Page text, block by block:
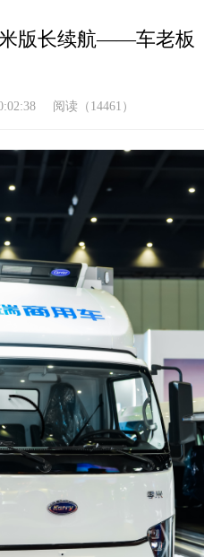
转
到
内
米版长续航——车老板
阅读（14461）